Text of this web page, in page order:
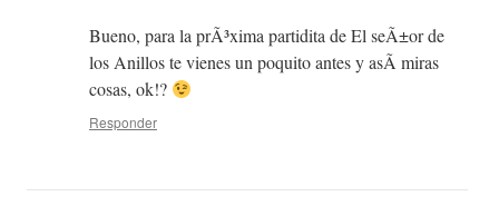
Bueno, para la prÃ³xima partidita de El seÃ±or de
los Anillos te vienes un poquito antes y asÃ­ miras
cosas, ok!?
Responder